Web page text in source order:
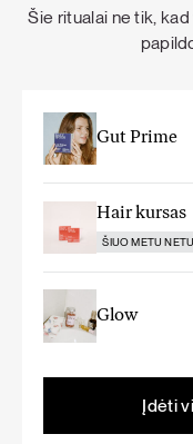
Šie ritualai ne tik,
Gut Prime
Hair kursas
ŠIUO METU
Glow
Įdėti